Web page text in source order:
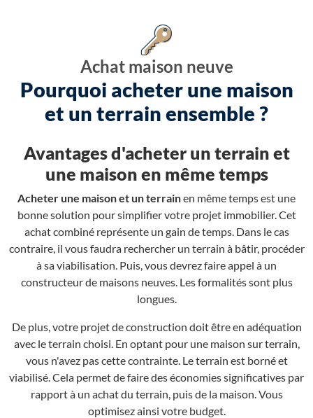
Achat maison neuve
Pourquoi acheter une maison
et un terrain ensemble ?
Avantages d'acheter un terrain et
une maison en même temps
Acheter une maison et un terrainen même temps est une
bonne solution pour simplifier votre projet immobilier. Cet
achat combiné représente un gain de temps. Dans le cas
contraire, il vous faudra rechercher un terrain à bâtir, procéder
à sa viabilisation. Puis, vous devrez faire appel à un
constructeur de maisons neuves. Les formalités sont plus
longues.
De plus, votre projet de construction doit être en adéquation
avec le terrain choisi. En optant pour une maison sur terrain,
vous n'avez pas cette contrainte. Le terrain est borné et
viabilisé. Cela permet de faire des économies significatives par
rapport à un achat du terrain, puis de la maison. Vous
optimisez ainsi votre budget.